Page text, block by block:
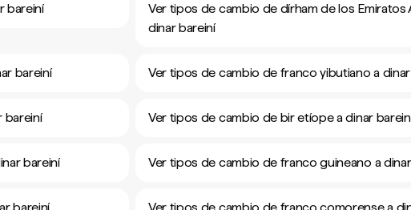
bareiní
Ver tipos de cambio de dírham de los Emiratos
dinar bareiní
bareiní Ver tipos de cambio de franco yibutiano a
bareiní Ver tipos de cambio de bir etíope a dinar
bareiní Ver tipos de cambio de franco guineano a